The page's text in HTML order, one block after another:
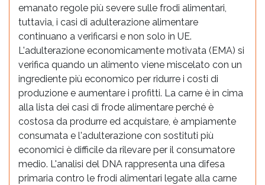
emanato regole più severe sulle frodi alimentari,
tuttavia, i casi di adulterazione alimentare
continuano a verificarsi e non solo in UE.
L'adulterazione economicamente motivata (EMA) si
verifica quando un alimento viene miscelato con un
ingrediente più economico per ridurre i costi di
produzione e aumentare i profitti. La carne è in cima
alla lista dei casi di frode alimentare perché è
costosa da produrre ed acquistare, è ampiamente
consumata e l'adulterazione con sostituti più
economici è difficile da rilevare per il consumatore
medio. L'analisi del DNA rappresenta una difesa
primaria contro le frodi alimentari legate alla carne